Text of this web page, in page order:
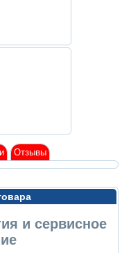
Отзывы
и сервисное